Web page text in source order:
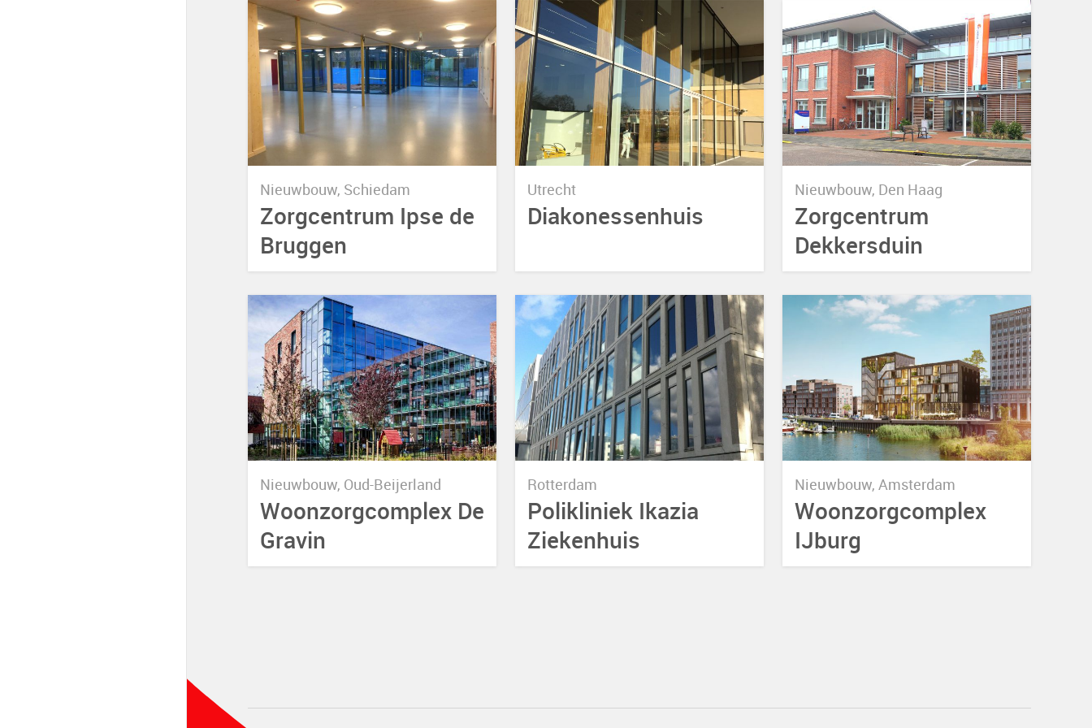
Nieuwbouw, Schiedam
Zorgcentrum Ipse de
Bruggen
Utrecht
Diakonessenhuis
Nieuwbouw, Den Haag
Zorgcentrum
Dekkersduin
Nieuwbouw, Oud-Beijerland
Woonzorgcomplex De
Gravin
Rotterdam
Polikliniek Ikazia
Ziekenhuis
Nieuwbouw, Amsterdam
Woonzorgcomplex
IJburg